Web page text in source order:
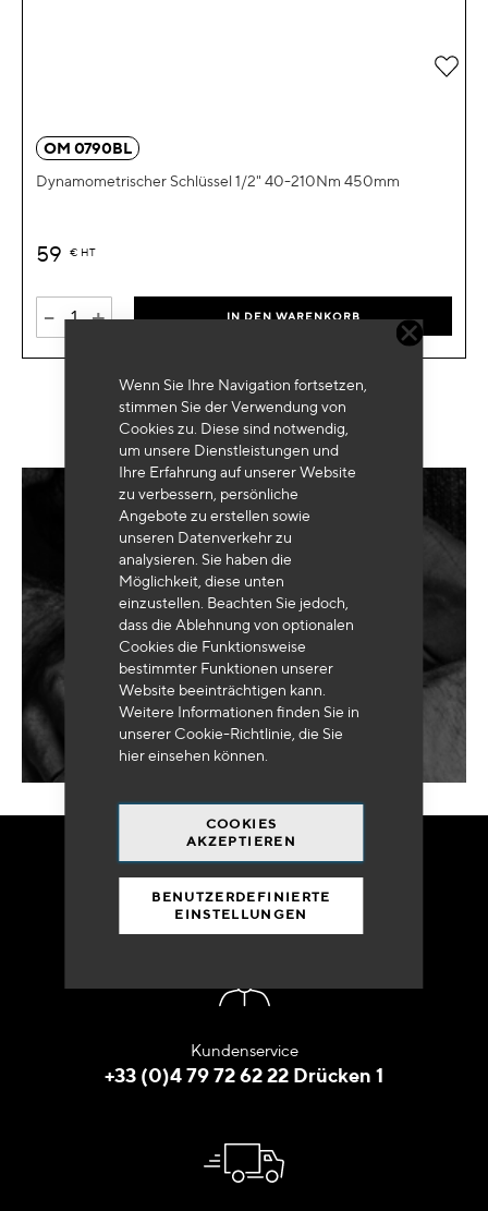
Wenn Sie Ihre Navigation fortsetzen,
stimmen Sie der Verwendung von
Cookies zu. Diese sind notwendig,
um unsere Dienstleistungen und
Ihre Erfahrung auf unserer Website
zu verbessern, persönliche
Angebote zu erstellen sowie
unseren Datenverkehr zu
analysieren. Sie haben die
Möglichkeit, diese unten
einzustellen. Beachten Sie jedoch,
dass die Ablehnung von optionalen
Cookies die Funktionsweise
bestimmter Funktionen unserer
Website beeinträchtigen kann.
Weitere Informationen finden Sie in
unserer Cookie-Richtlinie, die Sie
hiereinsehen können.
COOKIES
AKZEPTIEREN
BENUTZERDEFINIERTE
EINSTELLUNGEN
OM 0790BL
Dynamometrischer Schlüssel 1/2" 40-210Nm 450mm
59 € HT
- + IN DEN WARENKORB
Zur
Benötigen Sie einemaßgeschneiderte
Ausrüstung?
SENDEN
MEINE ANFRAGE
BESTELLEN SIE
IN ALLER RUHE
Kundenservice
+33 (0)4 79 72 62 22 Drücken 1